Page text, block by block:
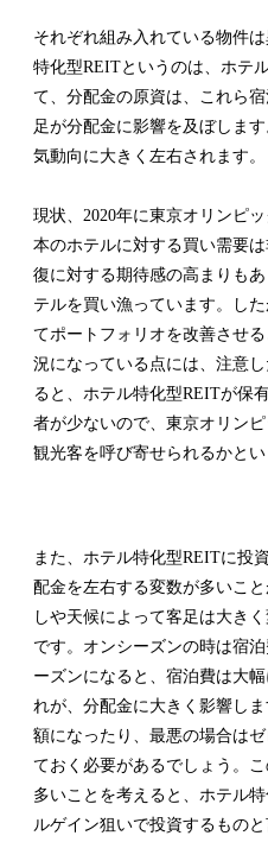
それぞれ組み入れている物件
特化型REITというのは、ホテ
て、分配金の原資は、これら
足が分配金に影響を及ぼしま
気動向に大きく左右されます。
現状、2020年に東京オリンピ
本のホテルに対する買い需要
復に対する期待感の高まりも
テルを買い漁っています。し
てポートフォリオを改善させ
況になっている点には、注意
ると、ホテル特化型REITが保
者が少ないので、東京オリン
観光客を呼び寄せられるかと
また、ホテル特化型REITに投
配金を左右する変数が多いこ
しや天候によって客足は大き
です。オンシーズンの時は宿
ーズンになると、宿泊費は大
れが、分配金に大きく影響し
額になったり、最悪の場合は
ておく必要があるでしょう。
多いことを考えると、ホテル
ルゲイン狙いで投資するものと